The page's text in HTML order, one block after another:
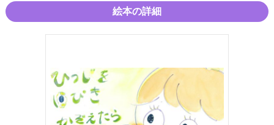
絵本の詳細